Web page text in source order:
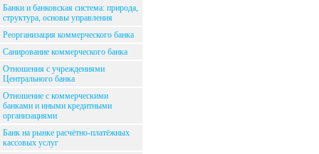
Банки и банковская система: природа,
структура, основы управления
Реорганизация коммерческого банка
Санирование коммерческого банка
Отношения с учреждениями
Центрального банка
Отношение с коммерческими
банками и иными кредитными
организациями
Банк на рынке расчётно-платёжных
кассовых услуг